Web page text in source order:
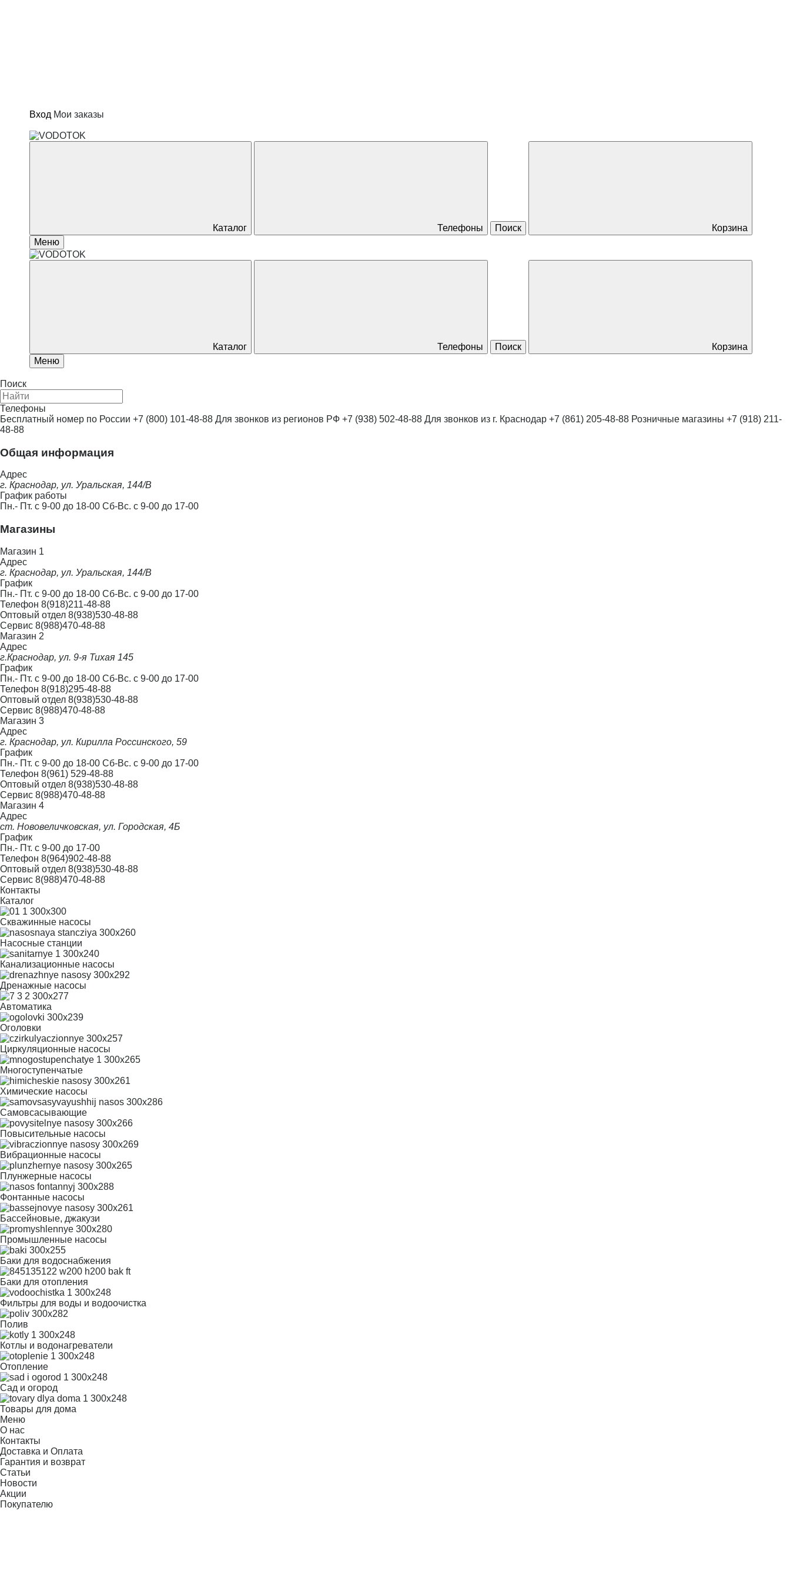
Вход Мои заказы
Каталог Телефоны Поиск
Корзина
Меню
Каталог Телефоны Поиск
Корзина
Меню
Поиск
Телефоны
Бесплатный номер по России +7 (800) 101-48-88 Для звонков из регионов РФ +7 (938) 502-48-88 Для звонков из г. Краснодар +7 (861) 205-48-88 Розничные магазины +7 (918) 211-
48-88
Общая информация
Адрес
г. Краснодар, ул. Уральская, 144/В
График работы
Пн.- Пт. с 9-00 до 18-00 Сб-Вс. с 9-00 до 17-00
Магазины
Магазин 1
Адрес
г. Краснодар, ул. Уральская, 144/В
График
Пн.- Пт. с 9-00 до 18-00 Сб-Вс. с 9-00 до 17-00
Телефон 8(918)211-48-88
Оптовый отдел 8(938)530-48-88
Сервис 8(988)470-48-88
Магазин 2
Адрес
г.Краснодар, ул. 9-я Тихая 145
График
Пн.- Пт. с 9-00 до 18-00 Сб-Вс. с 9-00 до 17-00
Телефон 8(918)295-48-88
Оптовый отдел 8(938)530-48-88
Сервис 8(988)470-48-88
Магазин 3
Адрес
г. Краснодар, ул. Кирилла Россинского, 59
График
Пн.- Пт. с 9-00 до 18-00 Сб-Вс. с 9-00 до 17-00
Телефон 8(961) 529-48-88
Оптовый отдел 8(938)530-48-88
Сервис 8(988)470-48-88
Магазин 4
Адрес
ст. Нововеличковская, ул. Городская, 4Б
График
Пн.- Пт. с 9-00 до 17-00
Телефон 8(964)902-48-88
Оптовый отдел 8(938)530-48-88
Сервис 8(988)470-48-88
Контакты
Каталог
Скважинные насосы
Насосные станции
Канализационные насосы
Дренажные насосы
Автоматика
Оголовки
Циркуляционные насосы
Многоступенчатые
Химические насосы
Самовсасывающие
Повысительные насосы
Вибрационные насосы
Плунжерные насосы
Фонтанные насосы
Бассейновые, джакузи
Промышленные насосы
Баки для водоснабжения
Баки для отопления
Фильтры для воды и водоочистка
Полив
Котлы и водонагреватели
Отопление
Сад и огород
Товары для дома
Меню
О нас
Контакты
Доставка и Оплата
Гарантия и возврат
Статьи
Новости
Акции
Покупателю